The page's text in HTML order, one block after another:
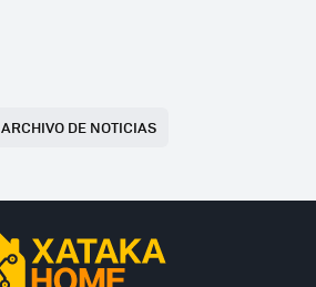
ARCHIVO DE NOTICIAS